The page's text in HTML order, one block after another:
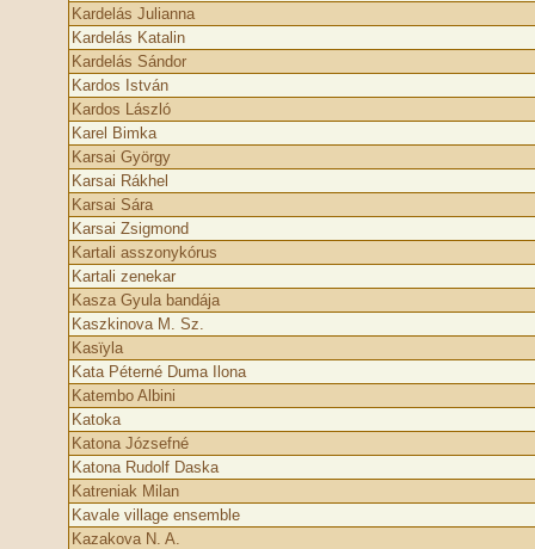
Kardelás Julianna
Kardelás Katalin
Kardelás Sándor
Kardos István
Kardos László
Karel Bimka
Karsai György
Karsai Rákhel
Karsai Sára
Karsai Zsigmond
Kartali asszonykórus
Kartali zenekar
Kasza Gyula bandája
Kaszkinova M. Sz.
Kasϊyla
Kata Péterné Duma Ilona
Katembo Albini
Katoka
Katona Józsefné
Katona Rudolf Daska
Katreniak Milan
Kavale village ensemble
Kazakova N. A.